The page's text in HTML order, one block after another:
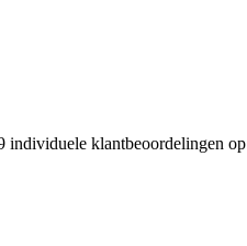
individuele klantbeoordelingen op